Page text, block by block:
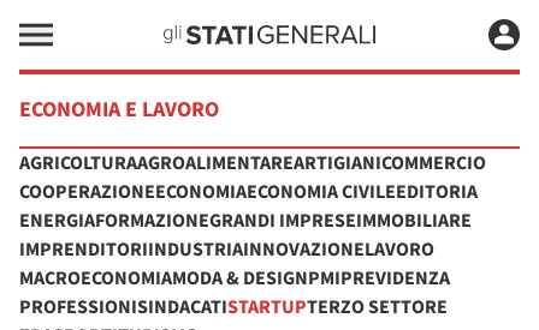
ECONOMIA E LAVORO
AGRICOLTURAAGROALIMENTAREARTIGIANICOMMERCIO
COOPERAZIONEECONOMIAECONOMIA CIVILEEDITORIA
ENERGIAFORMAZIONEGRANDI IMPRESEIMMOBILIARE
IMPRENDITORIINDUSTRIAINNOVAZIONELAVORO
MACROECONOMIAMODA & DESIGNPMIPREVIDENZA
PROFESSIONISINDACATISTARTUPTERZO SETTORE